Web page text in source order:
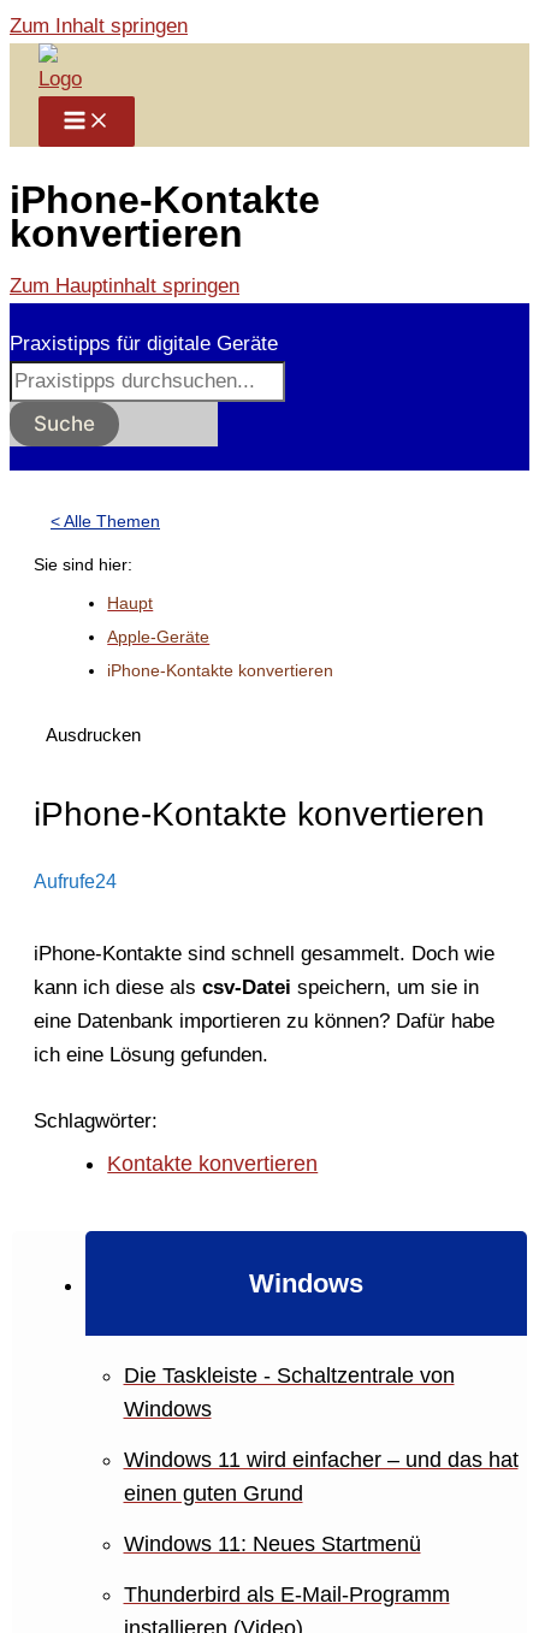
Zum Inhalt springen
iPhone-Kontakte
konvertieren
Zum Hauptinhalt springen
Praxistipps für digitale Geräte
Suche
Windows
Die Taskleiste - Schaltzentrale von
Windows
Windows 11 wird einfacher – und das hat
einen guten Grund
Windows 11: Neues Startmenü
Thunderbird als E-Mail-Programm
< Alle Themen
Sie sind hier:
Haupt
Apple-Geräte
iPhone-Kontakte konvertieren
Ausdrucken
iPhone-Kontakte konvertieren
Aufrufe24
iPhone-Kontakte sind schnell gesammelt. Doch wie
kann ich diese als csv-Datei speichern, um sie in
eine Datenbank importieren zu können? Dafür habe
ich eine Lösung gefunden.
Schlagwörter:
Kontakte konvertieren